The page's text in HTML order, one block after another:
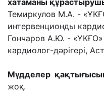
хатаманы
Темиркулов М.А. -
интервенционды
Гончаров А.Ю. -
кардиолог-дәрігері,
Мүдделер
жоқ.